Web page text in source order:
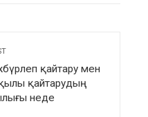
қайтару мен
қайтарудың
неде